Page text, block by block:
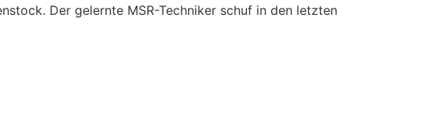
Der gelernte MSR-Techniker schuf in den letzten